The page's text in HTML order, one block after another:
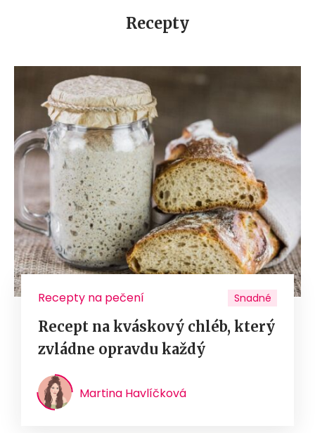
Recepty
Recepty na pečení Snadné
Recept na kváskový chléb, který
zvládne opravdu každý
Martina Havlíčková